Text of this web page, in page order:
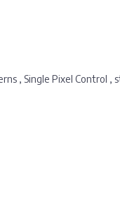
, Single Pixel Control ,